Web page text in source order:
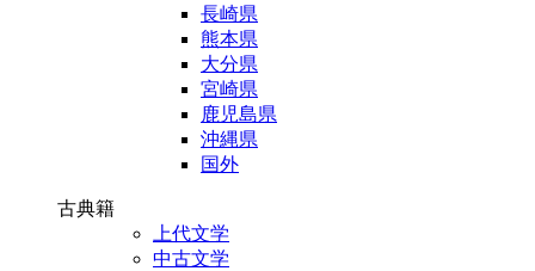
長崎県
熊本県
大分県
宮崎県
鹿児島県
沖縄県
国外
古典籍
上代文学
中古文学